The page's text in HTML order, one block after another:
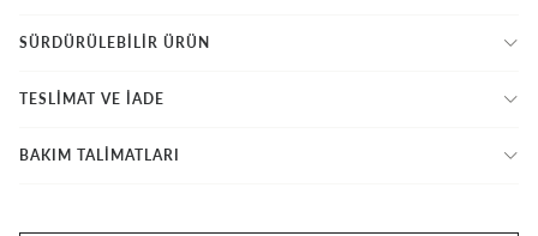
SÜRDÜRÜLEBİLİR ÜRÜN
TESLİMAT VE İADE
BAKIM TALİMATLARI